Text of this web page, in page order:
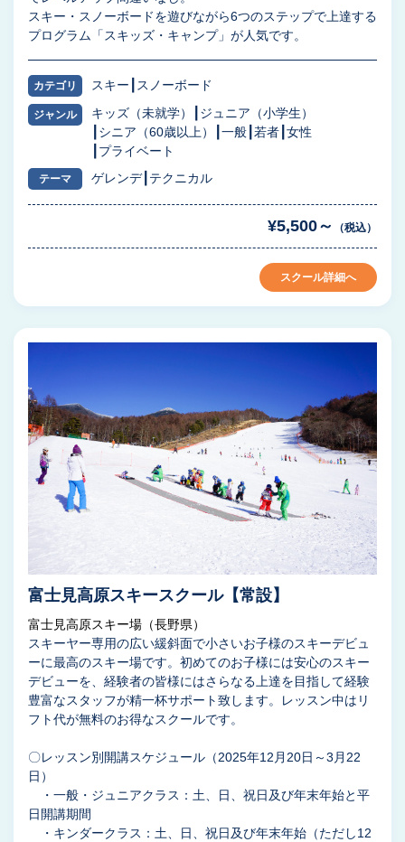
スキー・スノーボードを遊びながら6つのステップで上達する
プログラム「スキッズ・キャンプ」が人気です。
カテゴリ スキー スノーボード
ジャンル キッズ（未就学）
ジュニア（小学生）
シニア（60歳以上）
一般 若者 女性
プライベート
テーマ ゲレンデ テクニカル
¥5,500～ （税込）
スクール詳細へ
富士見高原スキースクール【常設】
富士見高原スキー場（長野県）
スキーヤー専用の広い緩斜面で小さいお子様のスキーデビュ
ーに最高のスキー場です。初めてのお子様には安心のスキー
デビューを、経験者の皆様にはさらなる上達を目指して経験
豊富なスタッフが精一杯サポート致します。レッスン中はリ
フト代が無料のお得なスクールです。
〇レッスン別開講スケジュール（2025年12月20日～3月22
日）
・一般・ジュニアクラス：土、日、祝日及び年末年始と平
日開講期間
・キンダークラス：土、日、祝日及び年末年始（ただし12